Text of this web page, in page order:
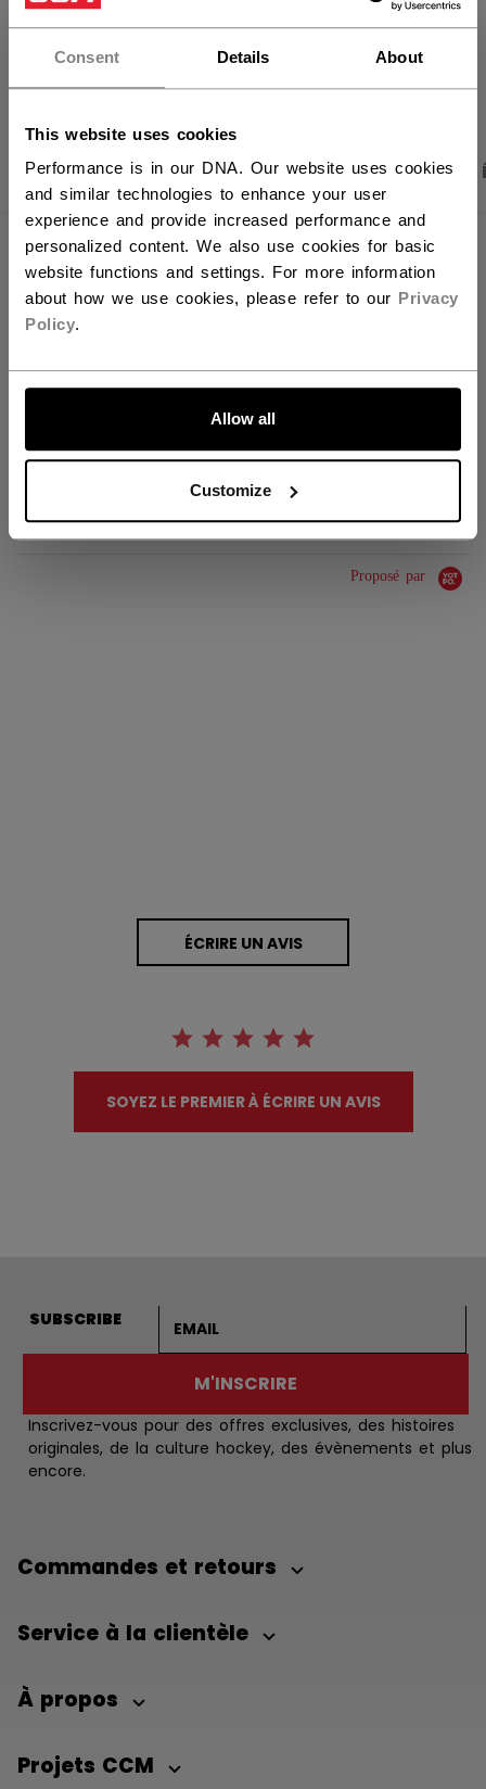
Consent Details About
This website uses cookies
Performance is in our DNA. Our website uses cookies
and similar technologies to enhance your user
experience and provide increased performance and
personalized content. We also use cookies for basic
website functions and settings. For more information
about how we use cookies, please refer to our Privacy
Policy.
Allow all
Customize
Vous souhaitez expédier des
produits aux États-Unis ?
ALLONS-Y !
OUVRIR LES
PHOTOS DU PRODUIT CARACTÉRISTIQUES
CARACTÉRISTIQUES
IDENTIFICATION
OSS64A-AD
COLLECTION
SS1
ÉVALUATIONS
Proposé par
ÉCRIRE UN AVIS
SOYEZ LE PREMIER À ÉCRIRE UN AVIS
SUBSCRIBE
M'INSCRIRE
Inscrivez-vous pour des offres exclusives, des histoires
originales, de la culture hockey, des évènements et plus
encore.
Commandes et retours
Service à la clientèle
À propos
Projets CCM